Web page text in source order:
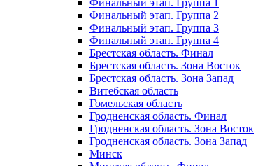
Финальный этап. Группа 1
Финальный этап. Группа 2
Финальный этап. Группа 3
Финальный этап. Группа 4
Брестская область. Финал
Брестская область. Зона Восток
Брестская область. Зона Запад
Витебская область
Гомельская область
Гродненская область. Финал
Гродненская область. Зона Восток
Гродненская область. Зона Запад
Минск